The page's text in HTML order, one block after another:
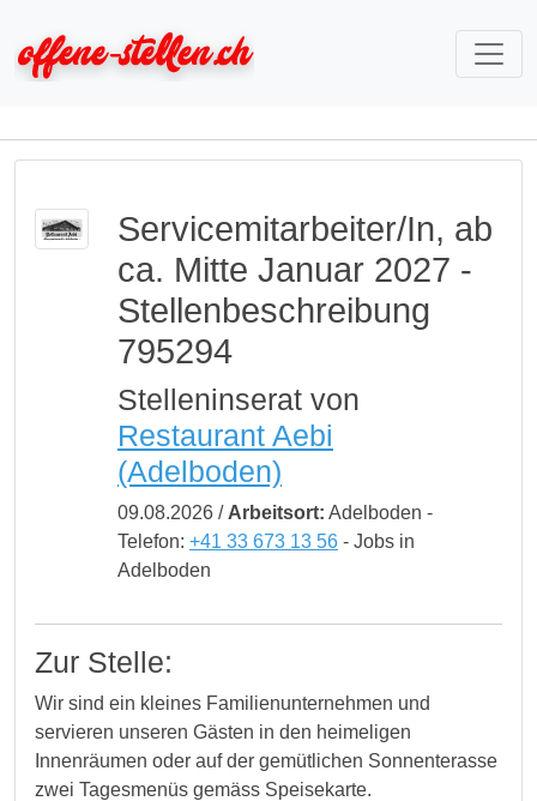
Servicemitarbeiter/In, ab
ca. Mitte Januar 2027 -
Stellenbeschreibung
795294
Stelleninserat von
Restaurant Aebi
(Adelboden)
09.08.2026 / Arbeitsort: Adelboden -
Telefon: +41 33 673 13 56- Jobs in
Adelboden
Zur Stelle:
Wir sind ein kleines Familienunternehmen und
servieren unseren Gästen in den heimeligen
Innenräumen oder auf der gemütlichen Sonnenterasse
zwei Tagesmenüs gemäss Speisekarte.